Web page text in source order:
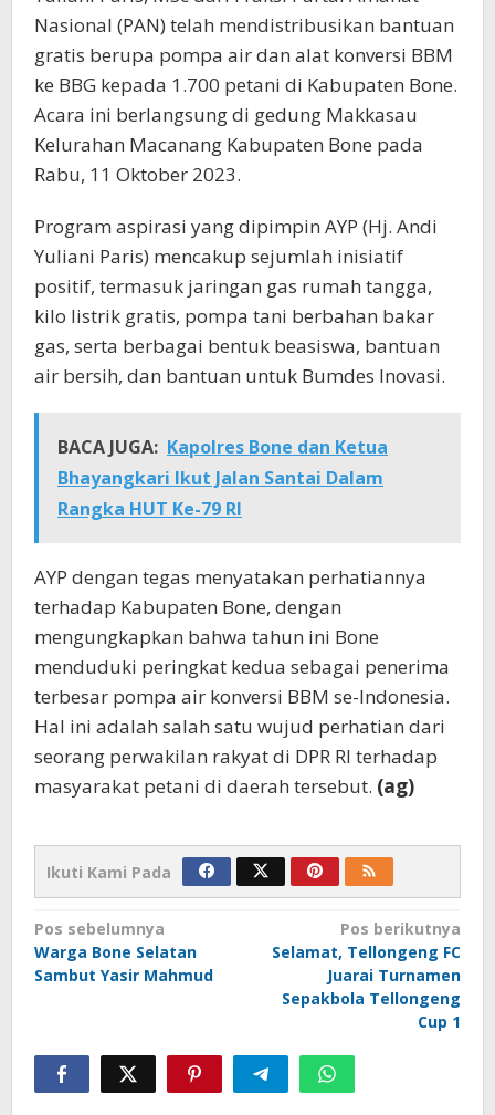
Nasional (PAN) telah mendistribusikan bantuan
gratis berupa pompa air dan alat konversi BBM
ke BBG kepada 1.700 petani di Kabupaten Bone.
Acara ini berlangsung di gedung Makkasau
Kelurahan Macanang Kabupaten Bone pada
Rabu, 11 Oktober 2023.
Program aspirasi yang dipimpin AYP (Hj. Andi
Yuliani Paris) mencakup sejumlah inisiatif
positif, termasuk jaringan gas rumah tangga,
kilo listrik gratis, pompa tani berbahan bakar
gas, serta berbagai bentuk beasiswa, bantuan
air bersih, dan bantuan untuk Bumdes Inovasi.
BACA JUGA: Kapolres Bone dan Ketua
Bhayangkari Ikut Jalan Santai Dalam
Rangka HUT Ke-79 RI
AYP dengan tegas menyatakan perhatiannya
terhadap Kabupaten Bone, dengan
mengungkapkan bahwa tahun ini Bone
menduduki peringkat kedua sebagai penerima
terbesar pompa air konversi BBM se-Indonesia.
Hal ini adalah salah satu wujud perhatian dari
seorang perwakilan rakyat di DPR RI terhadap
masyarakat petani di daerah tersebut. (ag)
Ikuti Kami Pada
Navigasi
pos
Pos sebelumnya
Warga Bone Selatan
Sambut Yasir Mahmud
Pos berikutnya
Selamat, Tellongeng FC
Juarai Turnamen
Sepakbola Tellongeng
Cup 1